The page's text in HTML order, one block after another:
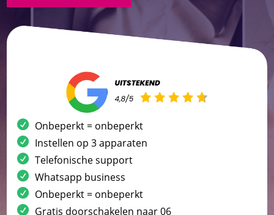
Onbeperkt = onbeperkt
Instellen op 3 apparaten
Telefonische support
Whatsapp business
Onbeperkt = onbeperkt
Gratis doorschakelen naar 06